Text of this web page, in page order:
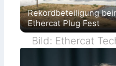
Rekordbeteiligung
Ethercat Plug Fest
Bild: Ethercat